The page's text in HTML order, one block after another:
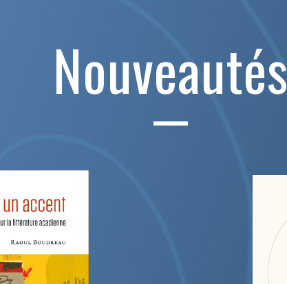
Nouveautés